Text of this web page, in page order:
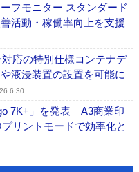
フモニター スタンダード
活動・稼働率向上を支援
応の特別仕様コンテナデ
液浸装置の設置を可能に
7K+」を発表 A3商業印
リントモードで効率化と